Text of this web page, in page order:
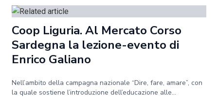
Coop Liguria. Al Mercato Corso
Sardegna la lezione-evento di
Enrico Galiano
Nell’ambito della campagna nazionale “Dire, fare, amare”, con
la quale sostiene l’introduzione dell’educazione alle...